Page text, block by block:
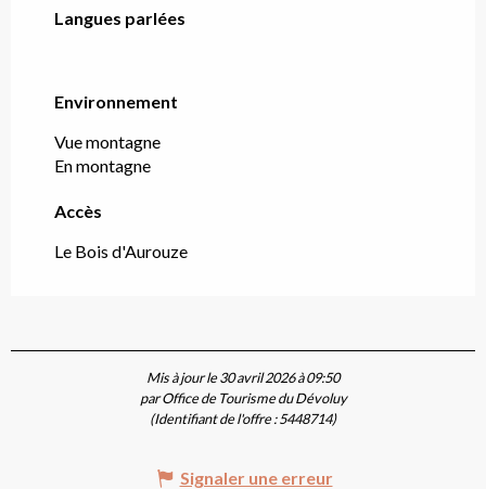
Langues parlées
Langues parlées
Environnement
Environnement
Vue montagne
En montagne
Accès
Accès
Le Bois d'Aurouze
Mis à jour le 30 avril 2026 à 09:50
par Office de Tourisme du Dévoluy
(Identifiant de l'offre :5448714)
Signaler une erreur